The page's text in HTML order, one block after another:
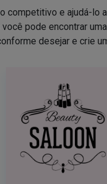
e ajudá-lo
pode encontrar
desejar e crie